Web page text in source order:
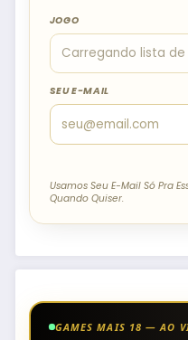
JOGO
SEU E-MAIL
Usamos Seu E-Mail Só Pra
Quando Quiser.
GAMES MAIS 18 — AO